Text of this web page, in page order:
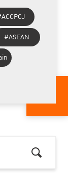
#ASEAN